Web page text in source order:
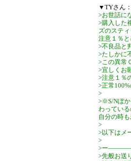
▼TYさん：
>お世話に
>購入した
ズのステ
注意１％と
>不良品と
>たしかに
>この異常
>宜しくお
>注意１％
>正常
>
>※S/Nぼか
わってい
自分の時
>
>以下はメ
>
>ー
>先般お送